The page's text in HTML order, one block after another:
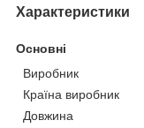
Характеристики
Основні
Виробник
Країна виробник
Довжина